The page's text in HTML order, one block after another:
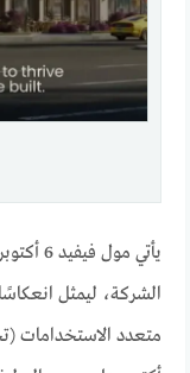
الشركة، ليمثل
متعدد الاستخدامات